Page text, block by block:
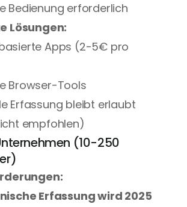
Bedienung erforderlich
Lösungen:
Apps (2-5€ pro
Browser-Tools
Erfassung bleibt erlaubt
empfohlen)
(10-250
Erfassung wird 2025